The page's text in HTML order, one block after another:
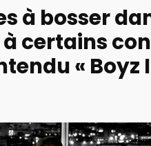
à bosser
certains
« Boyz